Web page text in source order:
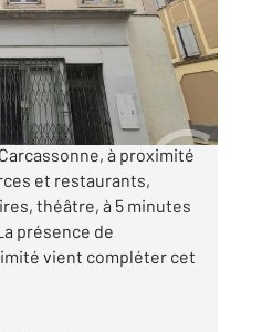
un quartier dynamique
à proximité
et restaurants,
théâtre, à 5 minutes
présence de
vient compléter cet